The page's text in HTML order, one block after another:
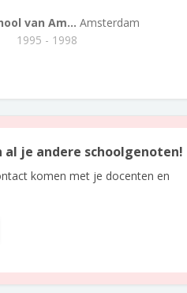
van Am... Amsterdam
1995 - 1998
je andere schoolgenoten!
komen met je docenten en